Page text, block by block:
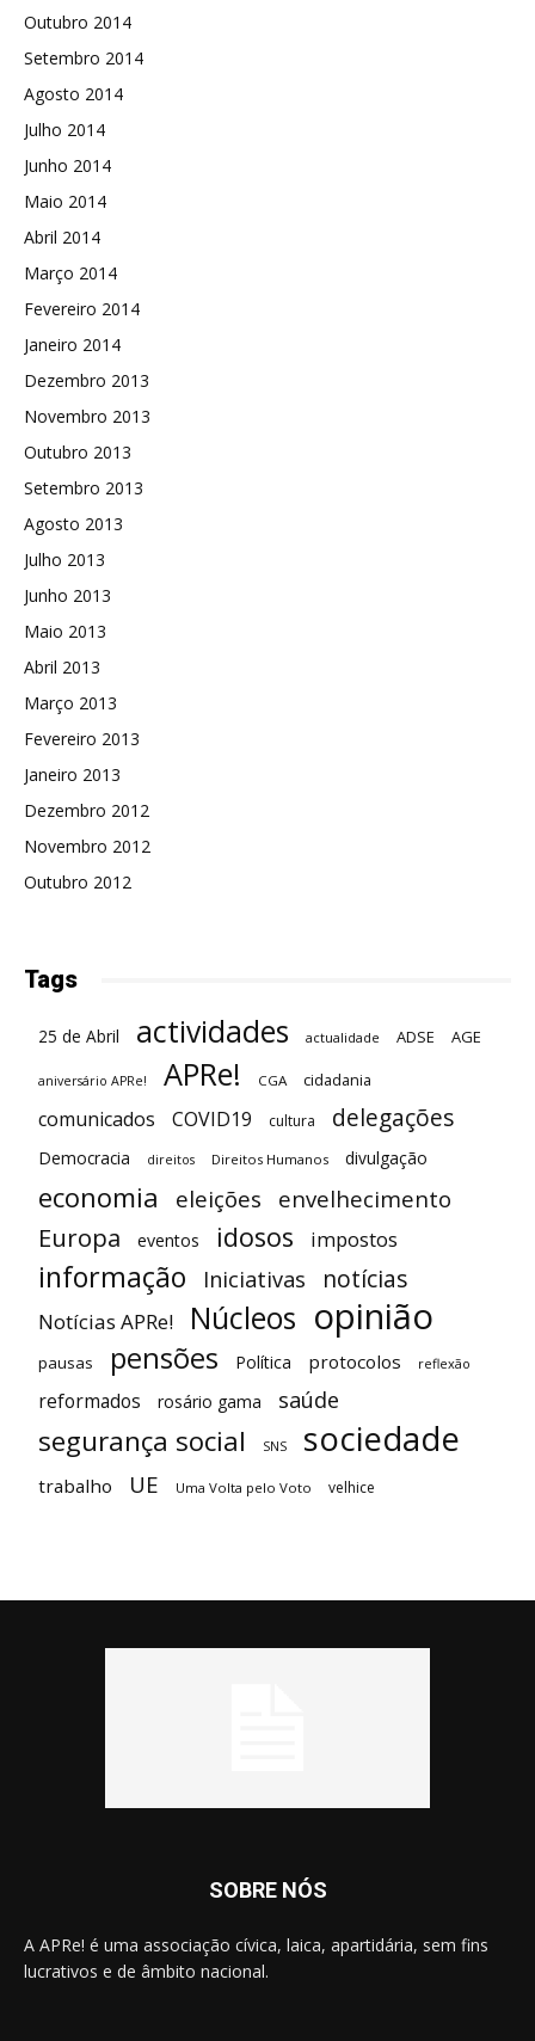
Outubro 2014
Setembro 2014
Agosto 2014
Julho 2014
Junho 2014
Maio 2014
Abril 2014
Março 2014
Fevereiro 2014
Janeiro 2014
Dezembro 2013
Novembro 2013
Outubro 2013
Setembro 2013
Agosto 2013
Julho 2013
Junho 2013
Maio 2013
Abril 2013
Março 2013
Fevereiro 2013
Janeiro 2013
Dezembro 2012
Novembro 2012
Outubro 2012
Tags
25 de Abril actividades actualidade ADSE AGE
aniversário APRe! APRe! CGA cidadania
comunicados COVID19 cultura delegações
Democracia direitos Direitos Humanos divulgação
economia eleições envelhecimento
Europa eventos idosos impostos
informação Iniciativas notícias
Notícias APRe! Núcleos opinião
pausas pensões Política protocolos reflexão
reformados rosário gama saúde
segurança social SNS sociedade
trabalho UE Uma Volta pelo Voto velhice
SOBRE NÓS
A APRe! é uma associação cívica, laica, apartidária, sem fins
lucrativos e de âmbito nacional.